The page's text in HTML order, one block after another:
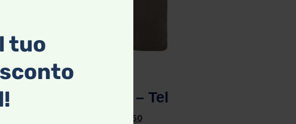
da Uomo – Teleria Zed
59,50
tuo